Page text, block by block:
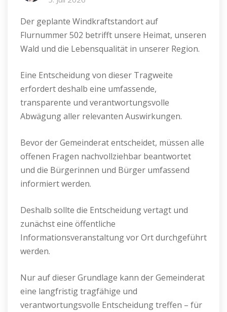
Der geplante Windkraftstandort auf
Flurnummer 502 betrifft unsere Heimat, unseren
Wald und die Lebensqualität in unserer Region.
Eine Entscheidung von dieser Tragweite
erfordert deshalb eine umfassende,
transparente und verantwortungsvolle
Abwägung aller relevanten Auswirkungen.
Bevor der Gemeinderat entscheidet, müssen alle
offenen Fragen nachvollziehbar beantwortet
und die Bürgerinnen und Bürger umfassend
informiert werden.
Deshalb sollte die Entscheidung vertagt und
zunächst eine öffentliche
Informationsveranstaltung vor Ort durchgeführt
werden.
Nur auf dieser Grundlage kann der Gemeinderat
eine langfristig tragfähige und
verantwortungsvolle Entscheidung treffen – für